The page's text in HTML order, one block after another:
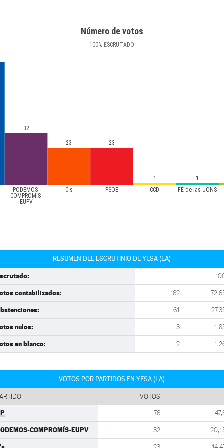
Número de votos
100% ESCRUTADO
PODEMOS-
COMPROMÍS-
EUPV
C's PSOE CCD FE de las JONS
32
23 23
1 1
RESUMEN DEL ESCRUTINIO DE YESA (LA)
contabilizados: 162
61
nulos: 3
en blanco: 2
VOTOS POR PARTIDOS EN YESA (LA)
VOTOS
76
COMPROMÍS-EUPV 32